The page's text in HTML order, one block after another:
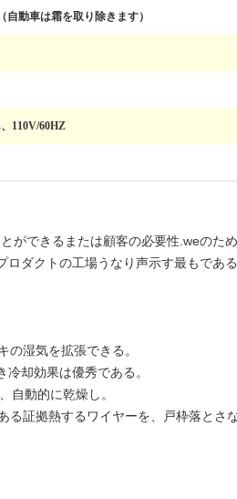
自動車は霜を取り除きます）
110V/60HZ
ができるまたは顧客の必要性.weのた
ダクトの工場うなり声示す最もであ
湿気を拡張できる。
却効果は優秀である。
自動的に乾燥し。
証拠熱するワイヤーを、戸枠落とさ